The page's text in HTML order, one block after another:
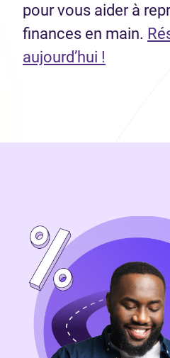
pour vous aider à
finances en main.
aujourd’hui !